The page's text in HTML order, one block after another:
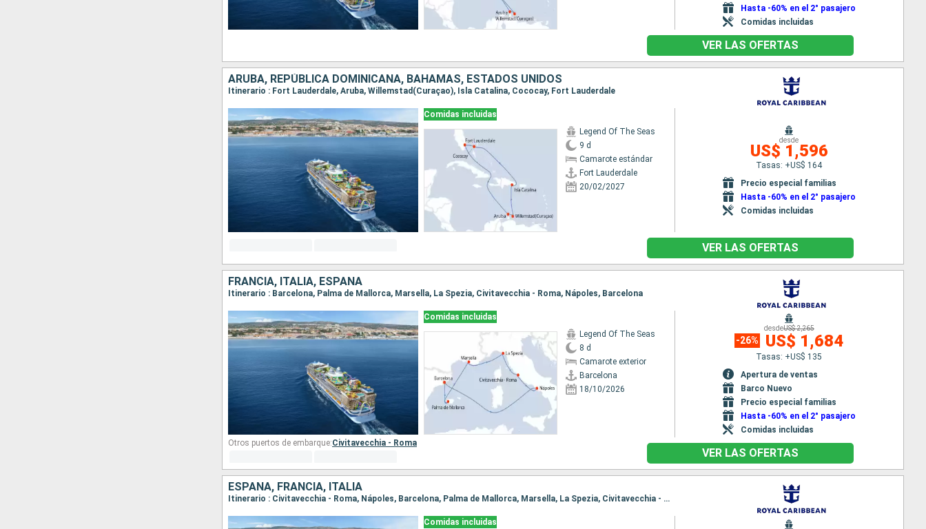
Hasta -60% en el 2° pasajero
Comidas incluidas
VER LAS OFERTAS
ARUBA, REPÚBLICA DOMINICANA, BAHAMAS, ESTADOS UNIDOS
Itinerario : Fort Lauderdale, Aruba, Willemstad(Curaçao), Isla Catalina, Cococay, Fort Lauderdale
Comidas incluidas
Legend Of The Seas
9 d
Camarote estándar
Fort Lauderdale
20/02/2027
desde
US$ 1,596
Tasas: +US$ 164
Precio especial familias
Hasta -60% en el 2° pasajero
Comidas incluidas
VER LAS OFERTAS
FRANCIA, ITALIA, ESPAÑA
Itinerario : Barcelona, Palma de Mallorca, Marsella, La Spezia, Civitavecchia - Roma, Nápoles, Barcelona
Comidas incluidas
Legend Of The Seas
8 d
Camarote exterior
Barcelona
18/10/2026
desdeUS$ 2,265
-26% US$ 1,684
Tasas: +US$ 135
Apertura de ventas
Barco Nuevo
Precio especial familias
Hasta -60% en el 2° pasajero
Comidas incluidas
Otros puertos de embarque:Civitavecchia - Roma
VER LAS OFERTAS
ESPAÑA, FRANCIA, ITALIA
Itinerario : Civitavecchia - Roma, Nápoles, Barcelona, Palma de Mallorca, Marsella, La Spezia, Civitavecchia - Roma
Comidas incluidas